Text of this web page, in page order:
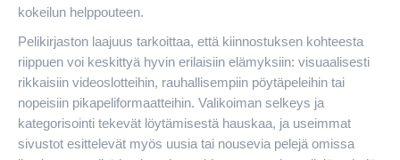
kokeilun helppouteen.
Pelikirjaston laajuus tarkoittaa, että kiinnostuksen kohteesta
riippuen voi keskittyä hyvin erilaisiin elämyksiin: visuaalisesti
rikkaisiin videoslotteihin, rauhallisempiin pöytäpeleihin tai
nopeisiin pikapeliformaatteihin. Valikoiman selkeys ja
kategorisointi tekevät löytämisestä hauskaa, ja useimmat
sivustot esittelevät myös uusia tai nousevia pelejä omissa